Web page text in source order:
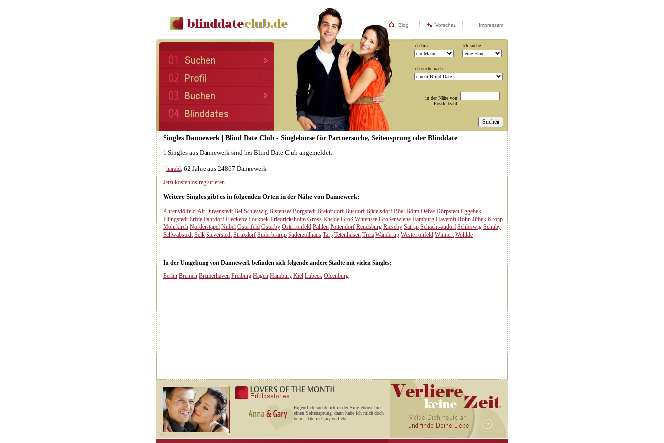
Blog Vorschau Impressum
Ich bin Ich suche
Ich suche nach
in der Nähe von
Postleitzahl
Singles Dannewerk | Blind Date Club - Singlebörse für Partnersuche, Seitensprung oder Blinddate
1 Singles aus Dannewerk sind bei Blind Date Club angemeldet:
harald, 62 Jahre aus 24867 Dannewerk
Jetzt kostenlos registrieren...
Weitere Singles gibt es in folgenden Orten in der Nähe von Dannewerk:
Ahrenviölfeld Alt Duvenstedt Bei Schleswig Bistensee Borgstedt Brekendorf Busdorf Büdelsdorf Böel Börm Delve Dörpstedt Eggebek
Ellingstedt Erfde Fahrdorf Fleckeby Fockbek Friedrichsholm Gross Rheide Groß Wittensee Großenwiehe Hamburg Havetoft Hohn Jübek Kropp
Mohrkirch Norderstapel Nübel Ostenfeld Osterby Osterrönfeld Pahlen Pottendorf Rendsburg Rieseby Satrup Schacht-audorf Schleswig Schuby
Schwabstedt Selk Sieverstedt Struxdorf Süderbrarup Süderzollhaus Tarp Tetenhusen Treia Wanderup Westerrönfeld Winnert Wohlde
In der Umgebung von Dannewerk befinden sich folgende andere Städte mit vielen Singles:
Berlin Bremen Bremerhaven Freiburg Hagen Hamburg Kiel Lübeck Oldenburg
Eigentlich suchte ich in der Singlebörse hier
einen Seitensprung, dann habe ich mich doch
beim Date in Gary verliebt.